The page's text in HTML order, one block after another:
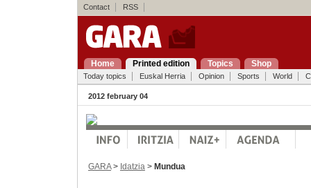
Contact RSS
Home Printed edition Topics Shop
Today topics Euskal Herria Opinion Sports World
2012 february 04
GARA> Idatzia > Mundua